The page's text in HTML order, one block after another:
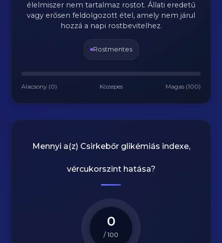
élelmiszer nem tartalmaz rostot. Állati eredetű
vagy erősen feldolgozott étel, amely nem járul
hozzá a napi rostbevitelhez.
Rostmentes
Alacsony (0) Közepes Magas (100)
Mennyi a(z) Csirkebőrglikémiás indexe,
vércukorszint hatása?
0
/ 100